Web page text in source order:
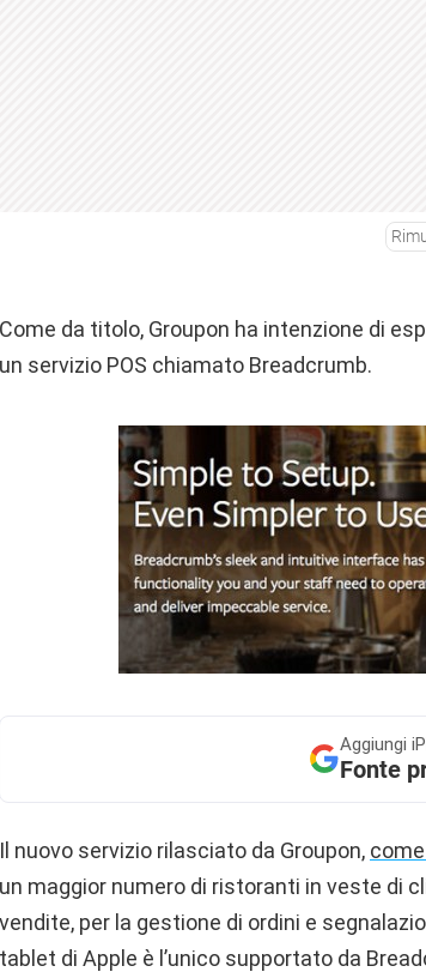
Come da titolo, Groupon ha intenzione di
un servizio POS chiamato Breadcrumb.
Aggiungi
Fonte
Il nuovo servizio rilasciato da Groupon,
un maggior numero di ristoranti in veste di
vendite, per la gestione di ordini e
tablet di Apple è l’unico supportato da